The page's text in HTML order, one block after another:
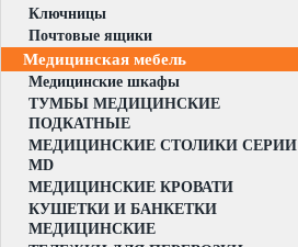
Ключницы
Почтовые ящики
Медицинская мебель
Медицинские шкафы
ТУМБЫ МЕДИЦИНСКИЕ
ПОДКАТНЫЕ
МЕДИЦИНСКИЕ СТОЛИКИ СЕРИИ
MD
МЕДИЦИНСКИЕ КРОВАТИ
КУШЕТКИ И БАНКЕТКИ
МЕДИЦИНСКИЕ